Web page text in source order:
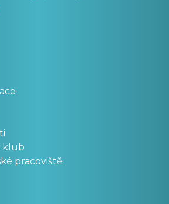
klub
pracoviště